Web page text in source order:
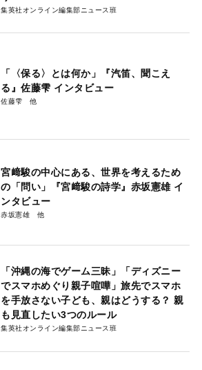
集英社オンライン編集部ニュース班
「〈保る〉とは何か」『汽笛、聞こえ
る』佐藤雫 インタビュー
佐藤雫
宮﨑駿の中心にある、世界を考えるため
の「問い」『宮﨑駿の詩学』赤坂憲雄 イ
ンタビュー
赤坂憲雄
「沖縄の海でゲーム三昧」「ディズニー
でスマホめぐり親子喧嘩」旅先でスマホ
を手放さない子ども、親はどうする？ 親
も見直したい3つのルール
集英社オンライン編集部ニュース班